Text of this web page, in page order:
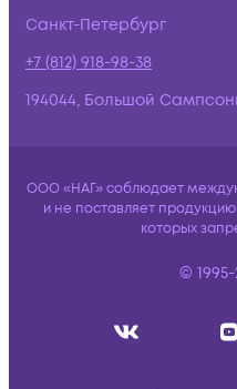
Санкт-Петербург
+7 (812) 918-98-38
194044, Большой
ООО «НАГ» соблюдает
и не поставляет
которых
©